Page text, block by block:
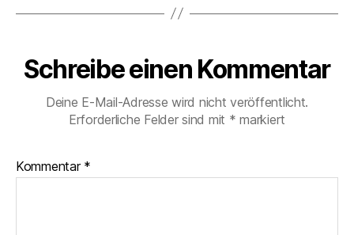
Schreibe einen Kommentar
Deine E-Mail-Adresse wird nicht veröffentlicht.
Erforderliche Felder sind mit * markiert
Kommentar *